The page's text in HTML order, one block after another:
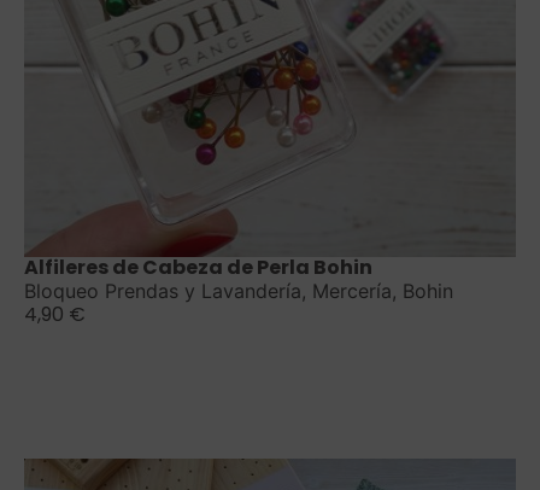
Saber más
Alfileres de Cabeza de Perla Bohin
Bloqueo Prendas y Lavandería, Mercería, Bohin
4,90 €